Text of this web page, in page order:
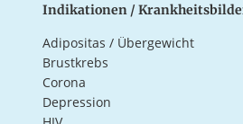
Indikationen /
Adipositas / Übergewicht
Brustkrebs
Corona
Depression